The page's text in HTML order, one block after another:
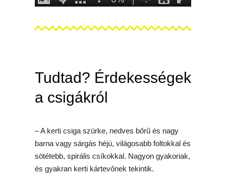
Tudtad? Érdekességek
a csigákról
– A kerti csiga szürke, nedves bőrű és nagy
barna vagy sárgás héjú, világosabb foltokkal és
sötétebb, spirális csíkokkal. Nagyon gyakoriak,
és gyakran kerti kártevőnek tekintik.